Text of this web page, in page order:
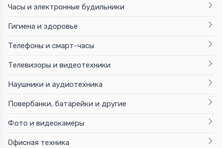
Часы и электронные будильники
Гигиена и здоровье
Телефоны и смарт-часы
Телевизоры и видеотехники
Наушники и аудиотехника
Повербанки, батарейки и другие
Фото и видеокамеры
Офисная техника